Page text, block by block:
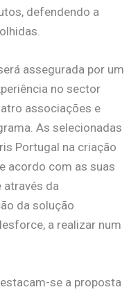
defendendo a
assegurada por um
no sector
associações e
As selecionadas
Portugal na criação
acordo com as suas
através da
da solução
a realizar num
se a proposta